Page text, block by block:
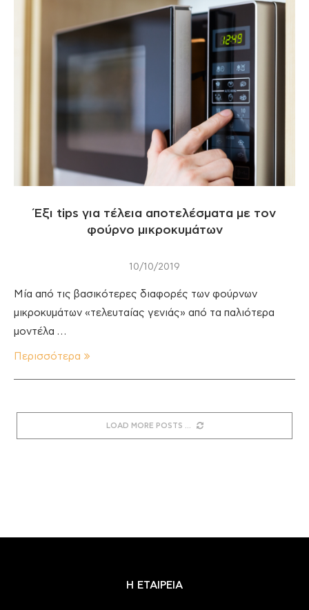
Έξι tips για τέλεια αποτελέσματα με τον
φούρνο μικροκυμάτων
10/10/2019
Μία από τις βασικότερες διαφορές των φούρνων
μικροκυμάτων «τελευταίας γενιάς» από τα παλιότερα
μοντέλα …
Περισσότερα
LOAD MORE POSTS
Η ΕΤΑΙΡΕΙΑ